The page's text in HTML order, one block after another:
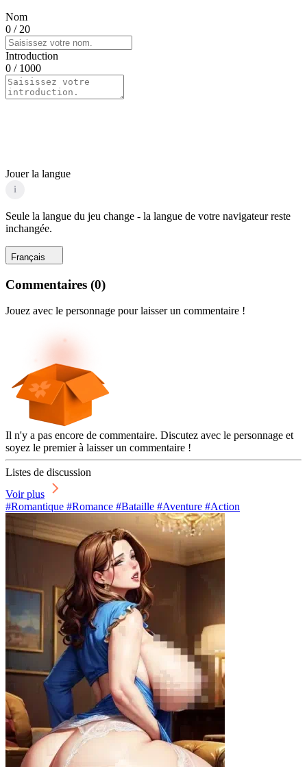
Nom
0 / 20
Introduction
0 / 1000
Jouer la langue
i
Seule la langue du jeu change - la langue de votre navigateur reste
inchangée.
Français
Commentaires (0)
Jouez avec le personnage pour laisser un commentaire !
Il n'y a pas encore de commentaire. Discutez avec le personnage et
soyez le premier à laisser un commentaire !
Listes de discussion
Voir plus
#Romantique #Romance #Bataille #Aventure #Action